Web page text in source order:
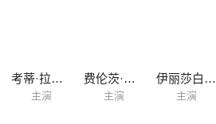
考蒂·拉扎尔
主演
费伦茨·卡洛伊
主演
伊丽莎白·库特沃尔吉
主演